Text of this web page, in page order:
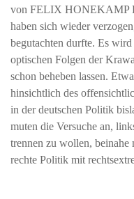
von FELIX HONEKAMP
haben sich wieder
begutachten durfte. Es
optischen Folgen der
schon beheben lassen.
hinsichtlich des
in der deutschen Politik
muten die Versuche an,
trennen zu wollen,
rechte Politik mit